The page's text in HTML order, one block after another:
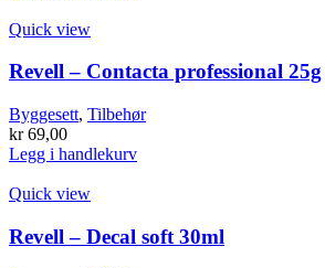
Quick view
Revell – Contacta professional 25g
Byggesett, Tilbehør
kr69,00
Legg i handlekurv
Quick view
Revell – Decal soft 30ml